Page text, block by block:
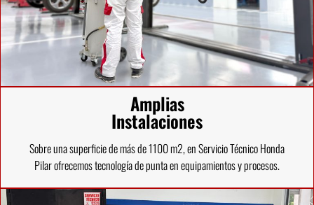
Amplias
Instalaciones
Sobre una superficie de más de 1100 m2, en Servicio Técnico Honda
Pilar ofrecemos tecnología de punta en equipamientos y procesos.